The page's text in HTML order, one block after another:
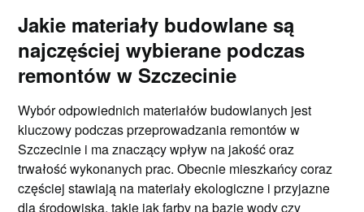
Jakie materiały budowlane są
najczęściej wybierane podczas
remontów w Szczecinie
Wybór odpowiednich materiałów budowlanych jest
kluczowy podczas przeprowadzania remontów w
Szczecinie i ma znaczący wpływ na jakość oraz
trwałość wykonanych prac. Obecnie mieszkańcy coraz
częściej stawiają na materiały ekologiczne i przyjazne
dla środowiska, takie jak farby na bazie wody czy